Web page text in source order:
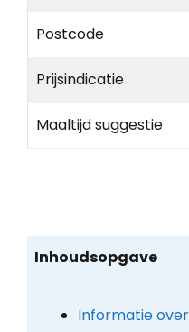
Postcode
Prijsindicatie
Maaltijd suggestie
Inhoudsopgave
Informatie